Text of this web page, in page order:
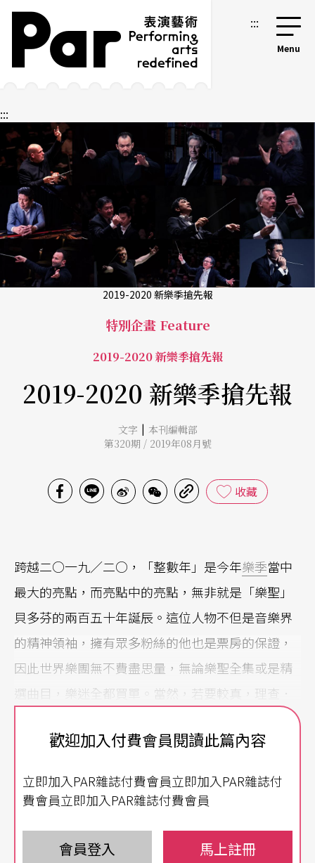
跳到主要內容區塊
網站導覽 :::
:::
2019-2020 新樂季搶先報
特別企畫 Feature
2019-2020 新樂季搶先報
2019-2020 新樂季搶先報
文字 | 本刊編輯部
第320期 / 2019年08月號
收藏
跨越二○一九／二○，「整數年」是今年樂季當中
最大的亮點，而亮點中的亮點，無非就是「樂聖」
貝多芬的兩百五十年誕辰。這位人物不但是音樂界
的精神領袖，擁有眾多粉絲的他也是票房的保證，
因此世界樂團無不費盡思量，無論樂聖全集或是精
選曲目，樂迷全都買單。當然，若要較真，理查．
遼士逝世一百五十年、魏因貝格誕辰一百周年，都
拉拉．舒曼的兩百周年誕辰及美國美國憲法修正案
為主導的古典樂世界出現了美麗花朵，讓交響音符
歡迎加入付費會員閱讀此篇內容
立即加入PAR雜誌付費會員立即加入PAR雜誌付
費會員立即加入PAR雜誌付費會員
會員登入 馬上註冊